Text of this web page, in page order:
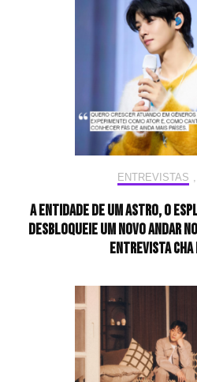
ENTREVISTAS
A entidade de um astro, o
desbloqueie um novo andar
Entrevista CHA